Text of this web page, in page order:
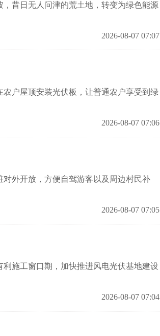
昔日无人问津的荒土地，转变为绿色能源
2026-08-07 07:07
户屋顶安装光伏板，让普通农户享受到绿
2026-08-07 07:06
外开放，方便自驾游客以及周边村民补
2026-08-07 07:05
施工窗口期，加快推进风电光伏基地建设
2026-08-07 07:04